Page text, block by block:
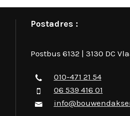
Postadres :
Postbus 6132 | 3130 DC
010-471 21 54
06 539 416 01